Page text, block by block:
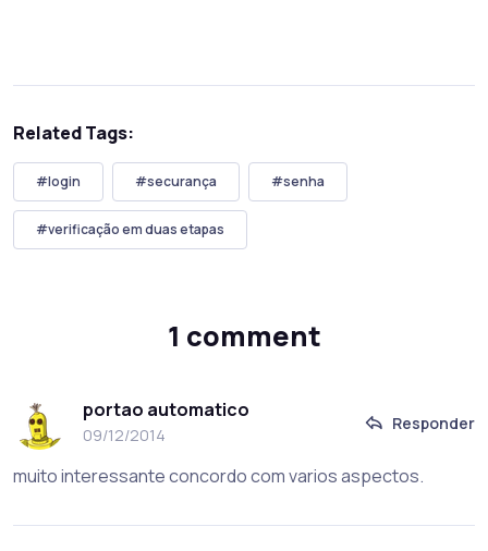
Related Tags:
#login #securança #senha
#verificação em duas etapas
1 comment
portao automatico
09/12/2014
Responder
muito interessante concordo com varios aspectos.